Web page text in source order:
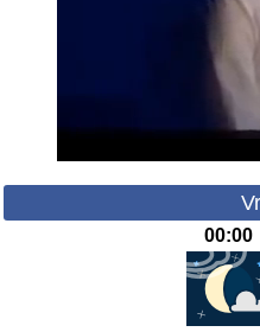
00:00